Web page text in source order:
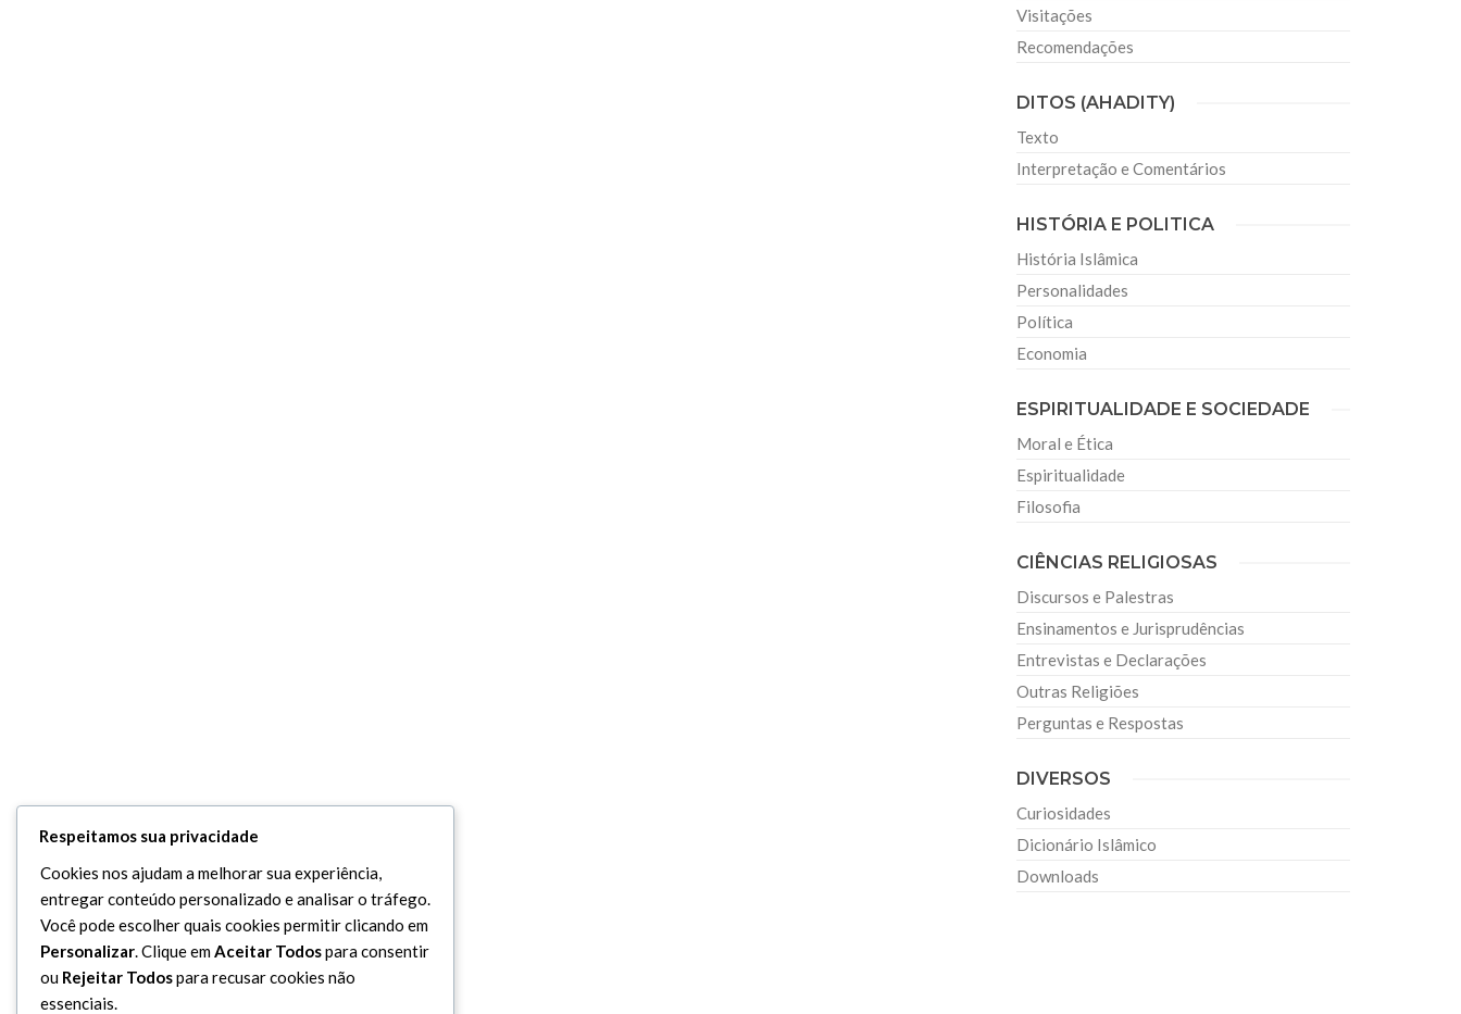
Visitações
Recomendações
DITOS (AHADITY)
Texto
Interpretação e Comentários
HISTÓRIA E POLITICA
História Islâmica
Personalidades
Política
Economia
ESPIRITUALIDADE E SOCIEDADE
Moral e Ética
Espiritualidade
Filosofia
CIÊNCIAS RELIGIOSAS
Discursos e Palestras
Ensinamentos e Jurisprudências
Entrevistas e Declarações
Outras Religiões
Perguntas e Respostas
DIVERSOS
Curiosidades
Dicionário Islâmico
Downloads
Respeitamos sua privacidade
Cookies nos ajudam a melhorar sua experiência,
entregar conteúdo personalizado e analisar o tráfego.
Você pode escolher quais cookies permitir clicando em
Personalizar. Clique emAceitar Todospara consentir
ou Rejeitar Todospara recusar cookies não
essenciais.